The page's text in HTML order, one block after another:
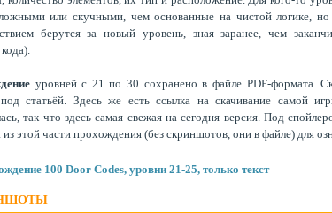
или скучными, чем основанные на чистой логике, но
берутся за новый уровень, зная заранее, чем
уровней с 21 по 30 сохранено в файле PDF-формата.
статьёй. Здесь же есть ссылка на скачивание самой
так что здесь самая свежая на сегодня версия. Под
из этой части прохождения (без скриншотов, они в файле) для
100 Door Codes, уровни 21-25, только текст